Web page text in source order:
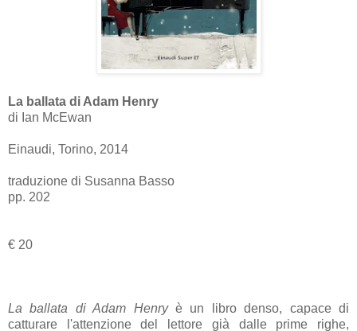
La ballata di Adam Henry
di Ian McEwan
Einaudi, Torino, 2014
traduzione di Susanna Basso
pp. 202
€ 20
La ballata di Adam Henryè un libro denso, capace di
catturare l'attenzione del lettore già dalle prime righe,